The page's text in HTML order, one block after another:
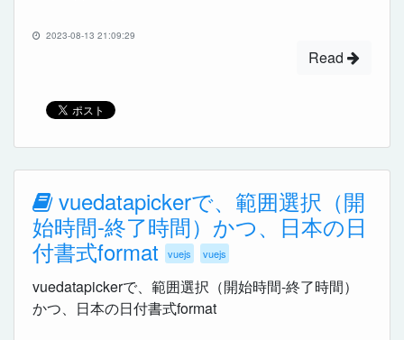
2023-08-13 21:09:29
Read
vuedatapickerで、範囲選択（開
始時間-終了時間）かつ、日本の日
付書式format
vuejs vuejs
vuedatapickerで、範囲選択（開始時間-終了時間）
かつ、日本の日付書式format